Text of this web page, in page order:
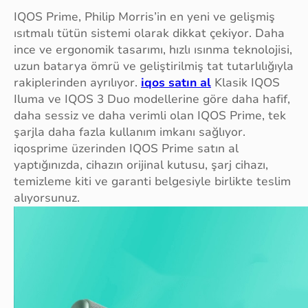
IQOS Prime, Philip Morris’in en yeni ve gelişmiş
ısıtmalı tütün sistemi olarak dikkat çekiyor. Daha
ince ve ergonomik tasarımı, hızlı ısınma teknolojisi,
uzun batarya ömrü ve geliştirilmiş tat tutarlılığıyla
rakiplerinden ayrılıyor. iqos satın al Klasik IQOS
Iluma ve IQOS 3 Duo modellerine göre daha hafif,
daha sessiz ve daha verimli olan IQOS Prime, tek
şarjla daha fazla kullanım imkanı sağlıyor.
iqosprime üzerinden IQOS Prime satın al
yaptığınızda, cihazın orijinal kutusu, şarj cihazı,
temizleme kiti ve garanti belgesiyle birlikte teslim
alıyorsunuz.